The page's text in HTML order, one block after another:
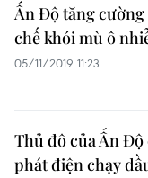
Ấn Độ tăng
chế khói mù ô
05/11/2019 11:23
Thủ đô của Ấn
phát điện chạy